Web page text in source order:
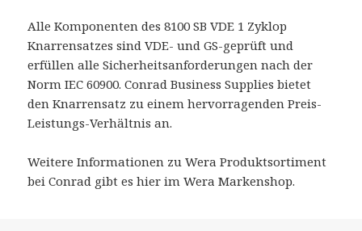
Alle Komponenten des 8100 SB VDE 1 Zyklop
Knarrensatzes sind VDE- und GS-geprüft und
erfüllen alle Sicherheitsanforderungen nach der
Norm IEC 60900. Conrad Business Supplies bietet
den Knarrensatz zu einem hervorragenden Preis-
Leistungs-Verhältnis an.
Weitere Informationen zu Wera Produktsortiment
bei Conrad gibt es hier im Wera Markenshop.